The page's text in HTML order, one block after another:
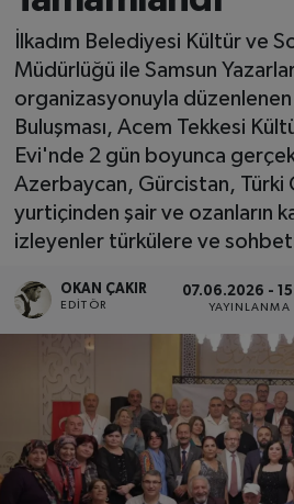
İlkadım Belediyesi Kültür ve
Müdürlüğü ile Samsun
organizasyonuyla
Buluşması, Acem Tekkesi
Evi'nde 2 gün boyunca
Azerbaycan, Gürcistan, Türki
yurtiçinden şair ve ozanların
izleyenler türkülere ve
OKAN ÇAKIR
EDITÖR
07.06.2026 -
YAYINLANMA
SPOR
EKONOMİ
TEKNOLOJİ
YAŞAM